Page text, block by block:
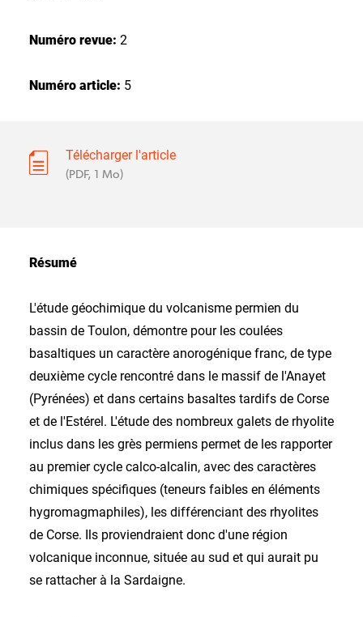
Numéro revue: 2
Numéro article: 5
Télécharger l'article
(PDF, 1 Mo)
Résumé
L'étude géochimique du volcanisme permien du
bassin de Toulon, démontre pour les coulées
basaltiques un caractère anorogénique franc, de type
deuxième cycle rencontré dans le massif de l'Anayet
(Pyrénées) et dans certains basaltes tardifs de Corse
et de l'Estérel. L'étude des nombreux galets de rhyolite
inclus dans les grès permiens permet de les rapporter
au premier cycle calco-alcalin, avec des caractères
chimiques spécifiques (teneurs faibles en éléments
hygromagmaphiles), les différenciant des rhyolites
de Corse. Ils proviendraient donc d'une région
volcanique inconnue, située au sud et qui aurait pu
se rattacher à la Sardaigne.